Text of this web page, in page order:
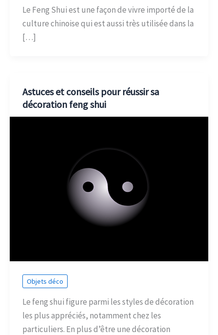
Le Feng Shui est une façon de vivre importé de la
culture chinoise qui est aussi très utilisée dans la
[…]
Astuces et conseils pour réussir sa
décoration feng shui
Objets déco
Le feng shui figure parmi les styles de décoration
les plus appréciés, notamment chez les
particuliers. En plus d’être une décoration